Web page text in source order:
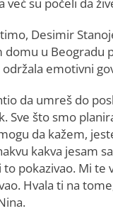
Desimir
domu u Beogradu
emotivni
da umreš do
Sve što smo
da kažem,
kakva jesam
to pokazivao. Mi te
Hvala ti na